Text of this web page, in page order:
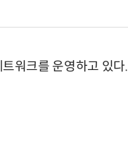
워크를 운영하고 있다.